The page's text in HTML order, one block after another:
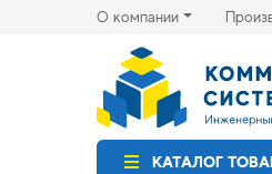
О компании
КАТАЛОГ